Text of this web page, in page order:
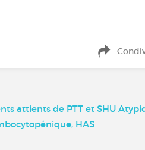
attients de PTT et SHU
HAS